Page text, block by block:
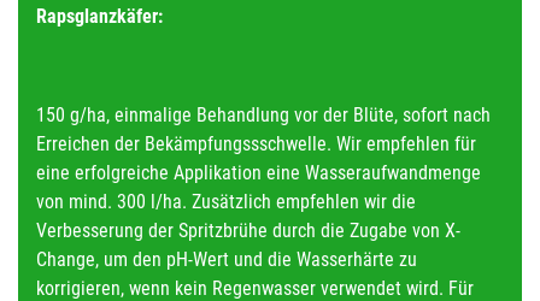
Rapsglanzkäfer:
150 g/ha, einmalige Behandlung vor der Blüte, sofort nach
Erreichen der Bekämpfungssschwelle. Wir empfehlen für
eine erfolgreiche Applikation eine Wasseraufwandmenge
von mind. 300 l/ha. Zusätzlich empfehlen wir die
Verbesserung der Spritzbrühe durch die Zugabe von X-
Change, um den pH-Wert und die Wasserhärte zu
korrigieren, wenn kein Regenwasser verwendet wird. Für